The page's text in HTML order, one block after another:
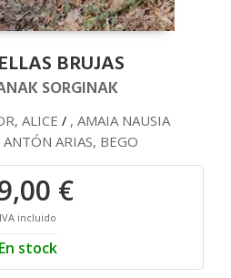
BRUJAS
SORGINAK
ALICE / , AMAIA NAUSIA
ANTÓN ARIAS, BEGO
€
IVA incluido
En stock